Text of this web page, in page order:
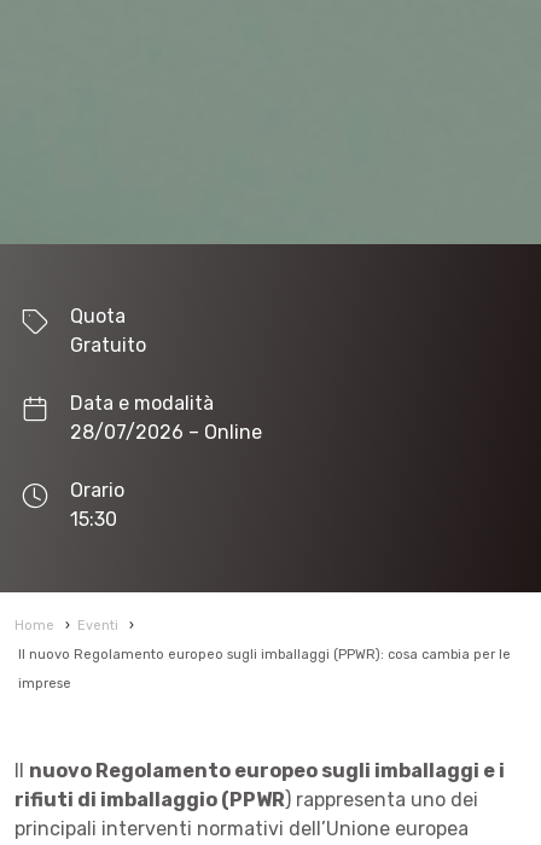
Quota
Gratuito
Data e modalità
28/07/2026 – Online
Orario
15:30
Home › Eventi
›
Il nuovo Regolamento europeo sugli imballaggi (PPWR): cosa cambia per le
imprese
nuovo Regolamento europeo sugli imballaggi e i
rifiuti di imballaggio (PPWR) rappresenta uno dei
principali interventi normativi dell’Unione europea